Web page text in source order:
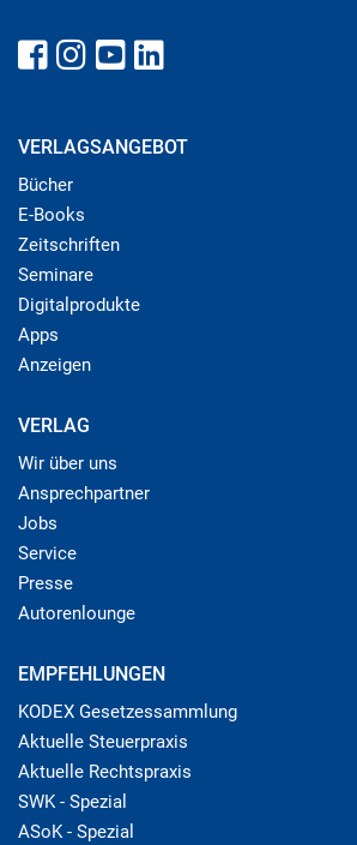
VERLAGSANGEBOT
Bücher
E-Books
Zeitschriften
Seminare
Digitalprodukte
Apps
Anzeigen
VERLAG
Wir über uns
Ansprechpartner
Jobs
Service
Presse
Autorenlounge
EMPFEHLUNGEN
KODEX Gesetzessammlung
Aktuelle Steuerpraxis
Aktuelle Rechtspraxis
SWK - Spezial
ASoK - Spezial